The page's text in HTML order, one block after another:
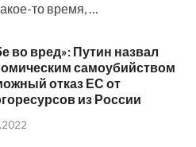
то время, …
во вред»: Путин назвал
самоубийством
отказ ЕС от
из России